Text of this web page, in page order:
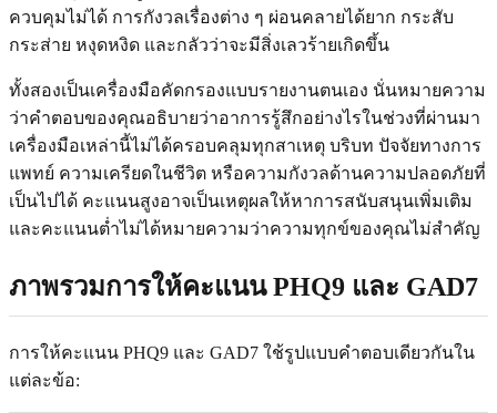
ควบคุมไม่ได้ การกังวลเรื่องต่าง ๆ ผ่อนคลายได้ยาก กระสับ
กระส่าย หงุดหงิด และกลัวว่าจะมีสิ่งเลวร้ายเกิดขึ้น
ทั้งสองเป็นเครื่องมือคัดกรองแบบรายงานตนเอง นั่นหมายความ
ว่าคำตอบของคุณอธิบายว่าอาการรู้สึกอย่างไรในช่วงที่ผ่านมา
เครื่องมือเหล่านี้ไม่ได้ครอบคลุมทุกสาเหตุ บริบท ปัจจัยทางการ
แพทย์ ความเครียดในชีวิต หรือความกังวลด้านความปลอดภัยที่
เป็นไปได้ คะแนนสูงอาจเป็นเหตุผลให้หาการสนับสนุนเพิ่มเติม
และคะแนนต่ำไม่ได้หมายความว่าความทุกข์ของคุณไม่สำคัญ
ภาพรวมการให้คะแนน PHQ9 และ GAD7
การให้คะแนน PHQ9 และ GAD7 ใช้รูปแบบคำตอบเดียวกันใน
แต่ละข้อ: